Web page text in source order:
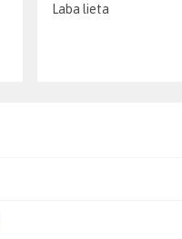
Laba lieta